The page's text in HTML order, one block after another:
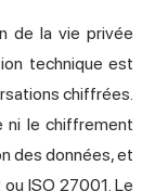
de la vie privée
technique est
chiffrées.
ni le chiffrement
des données, et
ISO 27001. Le